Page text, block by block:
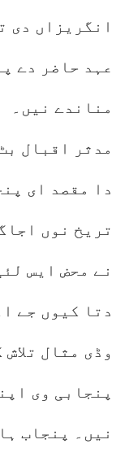
انگریزاں دی
عہد حاضر دے
مناندے نیں۔
مدثر اقبال
دا مقصد ای
تریخ نوں
نے محض ایس
دتا کیوں جے
وڈی مثال
پنجابی وی
نیں۔ پنجاب